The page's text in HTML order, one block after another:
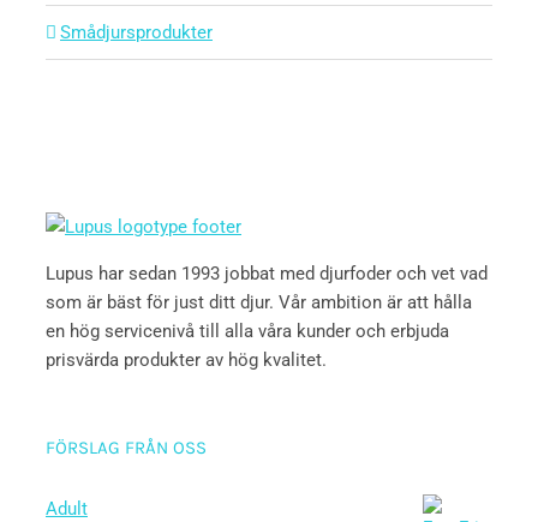
Smådjursprodukter
Lupus har sedan 1993 jobbat med djurfoder och vet vad
som är bäst för just ditt djur. Vår ambition är att hålla
en hög servicenivå till alla våra kunder och erbjuda
prisvärda produkter av hög kvalitet.
FÖRSLAG FRÅN OSS
Adult